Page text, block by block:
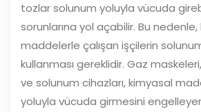
tozlar solunum yoluyla vücuda
sorunlarına yol açabilir. Bu
maddelerle çalışan işçilerin
kullanması gereklidir. Gaz
ve solunum cihazları, kimyasal
yoluyla vücuda girmesini